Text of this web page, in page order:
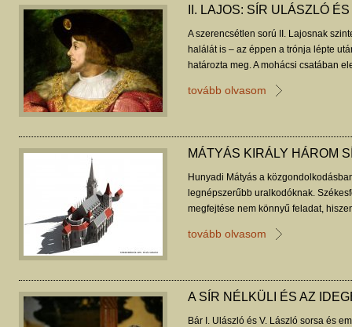
II. LAJOS: SÍR ULÁSZLÓ
A szerencsétlen sorú II. Lajosnak
halálát is – az éppen a trónja lépte
határozta meg. A mohácsi csatában
saját sírhelyet.
tovább olvasom
MÁTYÁS KIRÁLY HÁROM
Hunyadi Mátyás a
legnépszerűbb uralkodóknak.
megfejtése nem könnyű feladat,
nyughelyet.
tovább olvasom
A SÍR NÉLKÜLI ÉS AZ
Bár I. Ulászló és V. László sorsa és